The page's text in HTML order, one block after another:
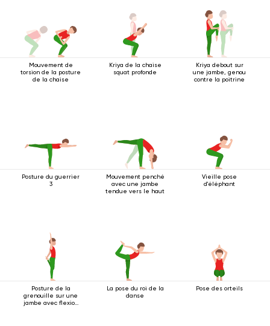
Mouvement de
torsion de la posture
de la chaise
Kriya de la chaise
squat profonde
Kriya debout sur
une jambe, genou
contre la poitrine
Posture du guerrier
3
Mouvement penché
avec une jambe
tendue vers le haut
Vieille pose
d'éléphant
Posture de la
grenouille sur une
jambe avec flexion
La pose du roi de la
danse
Pose des orteils